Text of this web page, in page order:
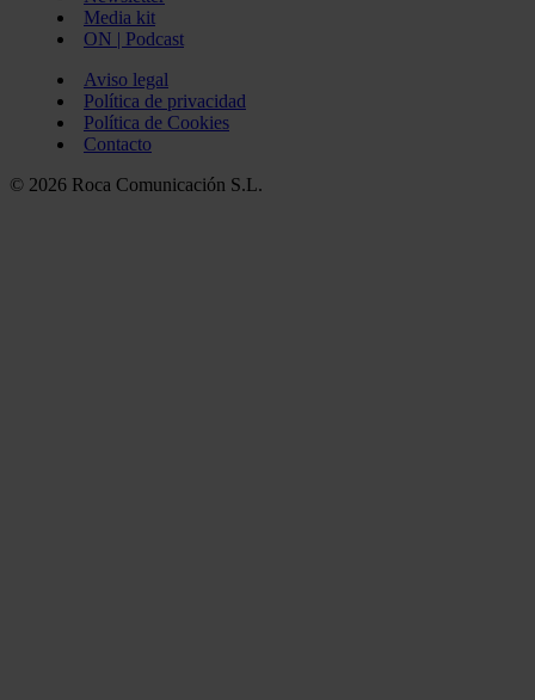
Media kit
ON | Podcast
Aviso legal
Política de privacidad
Política de Cookies
Contacto
© 2026 Roca Comunicación S.L.